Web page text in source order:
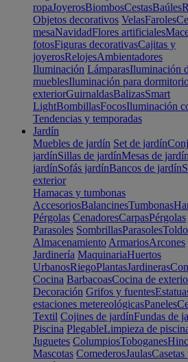
ropaJoyerosBiombosCestasBaúles
Objetos decorativos VelasFaroles
mesaNavidadFlores artificiales
fotosFiguras decorativasCajitas y
joyerosRelojesAmbientadores
Iluminación LámparasIluminación
mueblesIluminación para
exteriorGuirnaldasBalizasSmart
LightBombillasFocosIluminación
Tendencias y temporadas
Jardín
Muebles de jardín Set de jardín
jardínSillas de jardínMesas de jardín
jardínSofás jardínBancos de jardín
exterior
Hamacas y tumbonas
AccesoriosBalancinesTumbonas
Pérgolas CenadoresCarpasPérgolas
Parasoles SombrillasParasoles
Almacenamiento ArmariosArcones
Jardinería MaquinariaHuertos
UrbanosRiegoPlantasJardineras
Cocina BarbacoasCocina de
Decoración Grifos y fuentes
estaciones metereológicasPaneles
Textil Cojines de jardínFundas de
Piscina PlegableLimpieza de
Juguetes ColumpiosToboganes
Mascotas ComederosJaulasCasetas